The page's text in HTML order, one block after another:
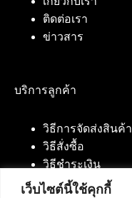
เว็บไซต์นี้ใช้คุกกี้
ติดต่อเรา
ข่าวสาร
บริการลูกค้า
วิธีการจัดส่งสินค้า
วิธีสั่งซื้อ
วิธีชำระเงิน